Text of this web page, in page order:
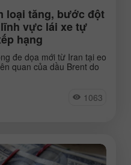
loại tăng, bước đột
vực lái xe tự
hạng
đe dọa mới từ Iran tại eo
quan của dầu Brent do
1063